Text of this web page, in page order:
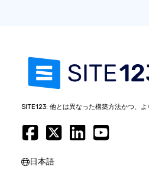
SITE123: 他とは異なった構築方法かつ、よ
日本語